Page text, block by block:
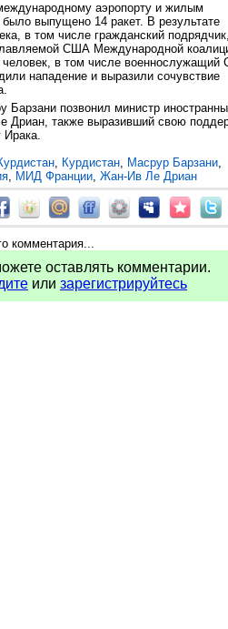
аэропорту и жилым
выпущено 14 ракет. В результате
в том числе гражданский подрядчик,
США Международной
в том числе
нападение и выразили сочувствие
Барзани позвонил министр
Дриан, также выразивший свою
Ирака.
, Курдистан, Масрур Барзани,
, МИД Франции, Жан-Ив Ле Дриан
комментария...
оставлять комментарии.
или зарегистрируйтесь